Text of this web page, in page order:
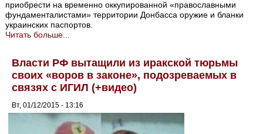
приобрести на временно оккупированной «православными
фундаменталистами» территории Донбасса оружие и бланки
украинских паспортов.
Читать больше...
Власти РФ вытащили из иракской тюрьмы
своих «воров в законе», подозреваемых в
связях с ИГИЛ (+видео)
Вт, 01/12/2015 - 13:16